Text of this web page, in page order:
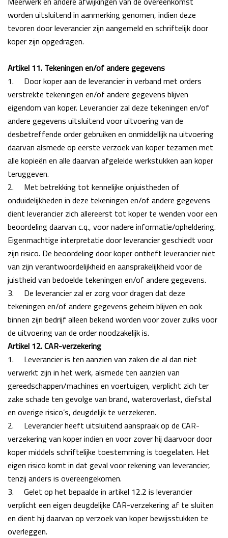
worden uitsluitend in aanmerking genomen, indien deze
tevoren door leverancier zijn aangemeld en schriftelijk door
koper zijn opgedragen.
Artikel 11. Tekeningen en/of andere gegevens
1.
Door koper aan de leverancier in verband met orders
verstrekte tekeningen en/of andere gegevens blijven
eigendom van koper. Leverancier zal deze tekeningen en/of
andere gegevens uitsluitend voor uitvoering van de
desbetreffende order gebruiken en onmiddellijk na uitvoering
daarvan alsmede op eerste verzoekvan koper tezamen met
alle kopieën en alle daarvan afgeleide werkstukken aan koper
teruggeven.
2.
Met betrekking tot kennelijke onjuistheden of
onduidelijkheden in deze tekeningen en/of andere gegevens
dient leverancier zich allereerst tot koper te wenden voor een
beoordeling daarvan c.q., voor nadere informatie/opheldering.
Eigenmachtige interpretatie door leverancier geschiedt voor
zijn risico. De beoordeling door koper ontheft leverancier niet
van zijn verantwoordelijkheid en aansprakelijkheid voor de
juistheid van bedoelde tekeningen en/of andere gegevens.
3.
De leverancier zal er zorg voor dragen dat deze
tekeningen en/of andere gegevens geheim blijven en ook
binnen zijn bedrijf alleen bekend worden voor zover zulks voor
de uitvoering van de order noodzakelijk is.
Artikel 12. CAR-verzekering
1.
Leverancier is ten aanzien van zaken die al dan niet
verwerkt zijn in het werk, alsmede ten aanzien van
gereedschappen/machines en voertuigen, verplicht zich ter
zake schade ten gevolge van brand, wateroverlast, diefstal
en overige risico’s, deugdelijk te verzekeren.
2.
Leverancier heeft uitsluitend aanspraak op de CAR-
verzekering van koper indien en voor zover hij daarvoor door
koper middels schriftelijke toestemming is toegelaten. Het
eigen risico komt in dat geval voor rekening van leverancier,
tenzij anders is overeengekomen.
3.
Gelet op het bepaalde in artikel 12.2 is leverancier
verplicht een eigen deugdelijke CAR-verzekering af te sluiten
en dient hij daarvan op verzoek van koper bewijsstukken te
overleggen.